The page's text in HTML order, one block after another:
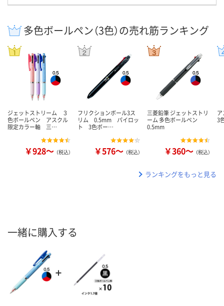
多色ボールペン（3色）の売れ筋ランキング
ジェットストリーム ３
色ボールペン アスクル
限定カラー軸 三…
￥928～ （税込）
フリクションボール3ス
リム 0.5mm パイロッ
ト 3色ボー…
￥576～ （税込）
三菱鉛筆 ジェットストリ
ーム 多色ボールペン
0.5mm
￥360～ （税込）
3
ランキングをもっと見る
一緒に購入する